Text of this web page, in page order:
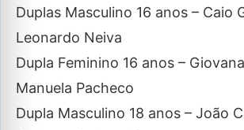
Duplas Masculino 16 anos – Caio
Leonardo Neiva
Dupla Feminino 16 anos –
Manuela Pacheco
Dupla Masculino 18 anos – João